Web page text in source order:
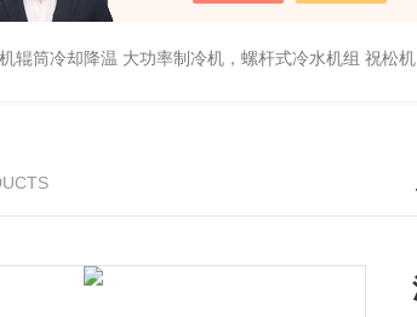
辊筒冷却降温 大功率制冷机，螺杆式冷水机组 祝松机械